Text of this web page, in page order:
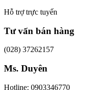
Hỗ trợ trực tuyến
Tư vấn bán hàng
(028) 37262157
Ms. Duyên
Hotline: 0903346770